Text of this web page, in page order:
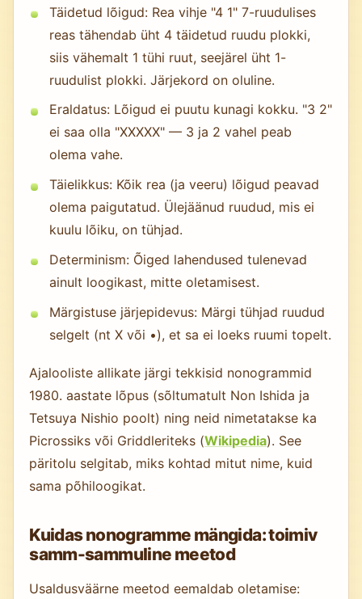
Täidetud lõigud: Rea vihje "4 1" 7-ruudulises
reas tähendab üht 4 täidetud ruudu plokki,
siis vähemalt 1 tühi ruut, seejärel üht 1-
ruudulist plokki. Järjekord on oluline.
Eraldatus: Lõigud ei puutu kunagi kokku. "3 2"
ei saa olla "XXXXX" — 3 ja 2 vahel peab
olema vahe.
Täielikkus: Kõik rea (ja veeru) lõigud peavad
olema paigutatud. Ülejäänud ruudud, mis ei
kuulu lõiku, on tühjad.
Determinism: Õiged lahendused tulenevad
ainult loogikast, mitte oletamisest.
Märgistuse järjepidevus: Märgi tühjad ruudud
selgelt (nt X või •), et sa ei loeks ruumi topelt.
Ajalooliste allikate järgi tekkisid nonogrammid
1980. aastate lõpus (sõltumatult Non Ishida ja
Tetsuya Nishio poolt) ning neid nimetatakse ka
Picrossiks või Griddleriteks (Wikipedia). See
päritolu selgitab, miks kohtad mitut nime, kuid
sama põhiloogikat.
Kuidas nonogramme mängida: toimiv
samm-sammuline meetod
Usaldusväärne meetod eemaldab oletamise: